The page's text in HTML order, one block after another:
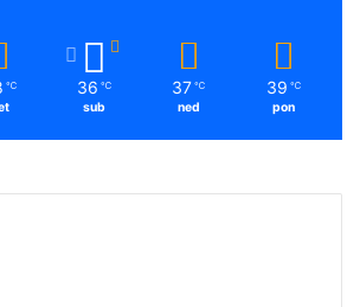
℃ 36 ℃
sub
37 ℃
ned
39 ℃
pon